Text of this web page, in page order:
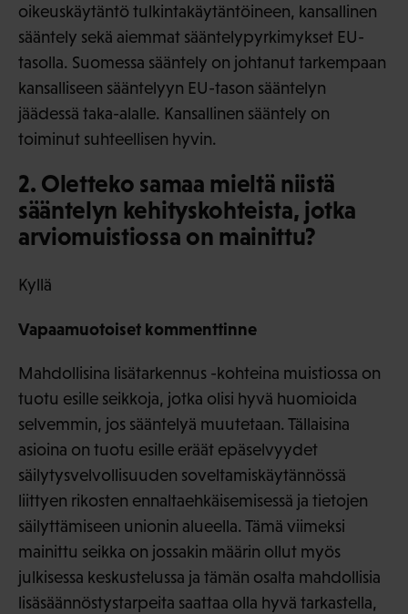
oikeuskäytäntö tulkintakäytäntöineen, kansallinen
sääntely sekä aiemmat sääntelypyrkimykset EU-
tasolla. Suomessa sääntely on johtanut tarkempaan
kansalliseen sääntelyyn EU-tason sääntelyn
jäädessä taka-alalle. Kansallinen sääntely on
toiminut suhteellisen hyvin.
2. Oletteko samaa mieltä niistä
sääntelyn kehityskohteista, jotka
arviomuistiossa on mainittu?
Kyllä
Vapaamuotoiset kommenttinne
Mahdollisina lisätarkennus -kohteina muistiossa on
tuotu esille seikkoja, jotka olisi hyvä huomioida
selvemmin, jos sääntelyä muutetaan. Tällaisina
asioina on tuotu esille eräät epäselvyydet
säilytysvelvollisuuden soveltamiskäytännössä
liittyen rikosten ennaltaehkäisemisessä ja tietojen
säilyttämiseen unionin alueella. Tämä viimeksi
mainittu seikka on jossakin määrin ollut myös
julkisessa keskustelussa ja tämän osalta mahdollisia
lisäsäännöstystarpeita saattaa olla hyvä tarkastella,